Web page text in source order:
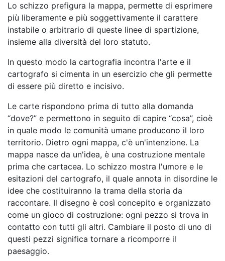
Lo schizzo prefigura la mappa, permette di esprimere
più liberamente e più soggettivamente il carattere
instabile o arbitrario di queste linee di spartizione,
insieme alla diversità del loro statuto.
In questo modo la cartografia incontra l'arte e il
cartografo si cimenta in un esercizio che gli permette
di essere più diretto e incisivo.
Le carte rispondono prima di tutto alla domanda
“dove?” e permettono in seguito di capire “cosa”, cioè
in quale modo le comunità umane producono il loro
territorio. Dietro ogni mappa, c'è un'intenzione. La
mappa nasce da un'idea, è una costruzione mentale
prima che cartacea. Lo schizzo mostra l'umore e le
esitazioni del cartografo, il quale annota in disordine le
idee che costituiranno la trama della storia da
raccontare. Il disegno è così concepito e organizzato
come un gioco di costruzione: ogni pezzo si trova in
contatto con tutti gli altri. Cambiare il posto di uno di
questi pezzi significa tornare a ricomporre il
paesaggio.